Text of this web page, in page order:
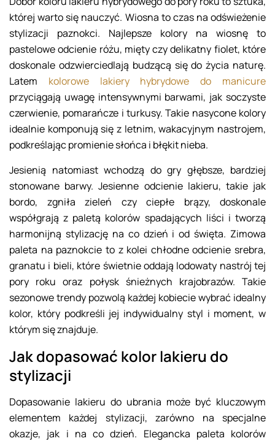
której warto się nauczyć. Wiosna to czas na odświeżenie
stylizacji paznokci. Najlepsze kolory na wiosnę to
pastelowe odcienie różu, mięty czy delikatny fiolet, które
doskonale odzwierciedlają budzącą się do życia naturę.
Latem kolorowe lakiery hybrydowe do manicure
przyciągają uwagę intensywnymi barwami, jak soczyste
czerwienie, pomarańcze i turkusy. Takie nasycone kolory
idealnie komponują się z letnim, wakacyjnym nastrojem,
podkreślając promienie słońca i błękit nieba.
Jesienią natomiast wchodzą do gry głębsze, bardziej
stonowane barwy. Jesienne odcienie lakieru, takie jak
bordo, zgniła zieleń czy ciepłe brązy, doskonale
współgrają z paletą kolorów spadających liści i tworzą
harmonijną stylizację na co dzień i od święta. Zimowa
paleta na paznokcie to z kolei chłodne odcienie srebra,
granatu i bieli, które świetnie oddają lodowaty nastrój tej
pory roku oraz połysk śnieżnych krajobrazów. Takie
sezonowe trendy pozwolą każdej kobiecie wybrać idealny
kolor, który podkreśli jej indywidualny styl i moment, w
którym się znajduje.
Jak dopasować kolor lakieru do
stylizacji
Dopasowanie lakieru do ubrania może być kluczowym
elementem każdej stylizacji, zarówno na specjalne
okazje, jak i na co dzień. Elegancka paleta kolorów